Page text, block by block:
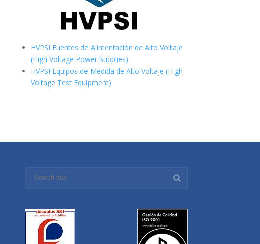
HVPSI Fuentes de Alimentación de Alto Voltaje
(High Voltage Power Supplies)
HVPSI Equipos de Medida de Alto Voltaje (High
Voltage Test Equipment)